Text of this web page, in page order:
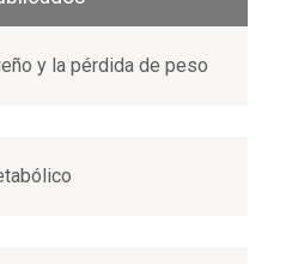
y la pérdida de peso